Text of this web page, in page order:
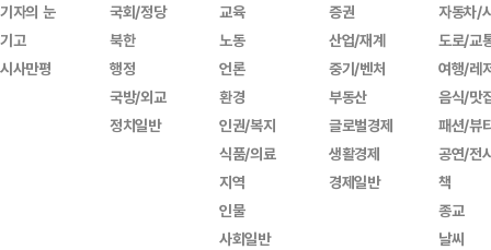
기자의 눈
기고
시사만평
국회/정당
북한
행정
국방/외교
정치일반
교육
노동
언론
환경
인권/복지
식품/의료
지역
인물
사회일반
증권
산업/재계
중기/벤처
부동산
글로벌경제
생활경제
경제일반
자동차/
도로/교
여행/레
음식/맛
패션/뷰
공연/전
책
종교
날씨